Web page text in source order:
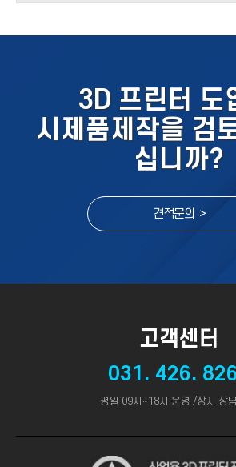
3D 프린터 도
시제품제작을 검
십니까?
견적문의 >
고객센터
031. 426.
평일 09시~18시 운영 /상시 상담